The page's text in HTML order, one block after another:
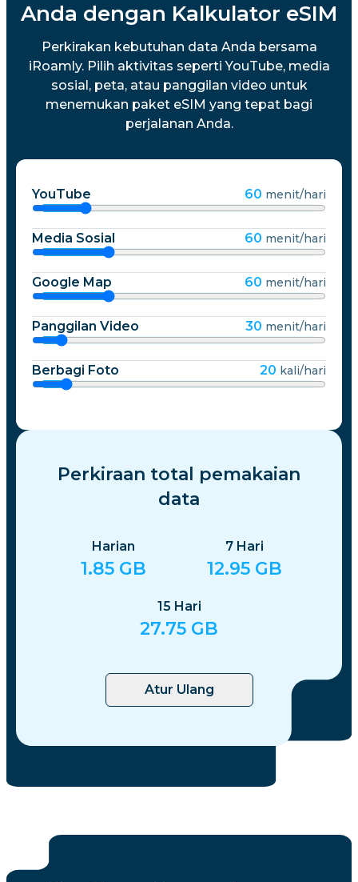
Anda dengan Kalkulator eSIM
Perkirakan kebutuhan data Anda bersama
iRoamly. Pilih aktivitas seperti YouTube, media
sosial, peta, atau panggilan video untuk
menemukan paket eSIM yang tepat bagi
perjalanan Anda.
YouTube 60 menit/hari
Media Sosial 60 menit/hari
Google Map 60 menit/hari
Panggilan Video 30 menit/hari
Berbagi Foto 20 kali/hari
Perkiraan total pemakaian
data
Harian
1.85 GB
7 Hari
12.95 GB
15 Hari
27.75 GB
Atur Ulang